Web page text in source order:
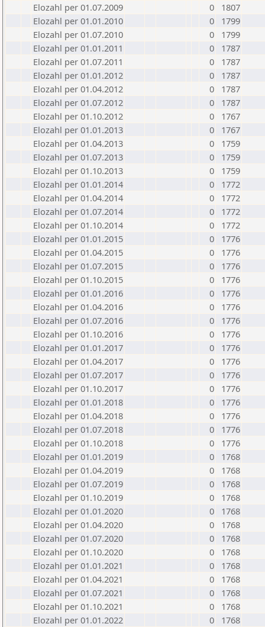
Elozahl per 01.07.2009
0
1807
Elozahl per 01.01.2010
0
1799
Elozahl per 01.07.2010
0
1799
Elozahl per 01.01.2011
0
1787
Elozahl per 01.07.2011
0
1787
Elozahl per 01.01.2012
0
1787
Elozahl per 01.04.2012
0
1787
Elozahl per 01.07.2012
0
1787
Elozahl per 01.10.2012
0
1767
Elozahl per 01.01.2013
0
1767
Elozahl per 01.04.2013
0
1759
Elozahl per 01.07.2013
0
1759
Elozahl per 01.10.2013
0
1759
Elozahl per 01.01.2014
0
1772
Elozahl per 01.04.2014
0
1772
Elozahl per 01.07.2014
0
1772
Elozahl per 01.10.2014
0
1772
Elozahl per 01.01.2015
0
1776
Elozahl per 01.04.2015
0
1776
Elozahl per 01.07.2015
0
1776
Elozahl per 01.10.2015
0
1776
Elozahl per 01.01.2016
0
1776
Elozahl per 01.04.2016
0
1776
Elozahl per 01.07.2016
0
1776
Elozahl per 01.10.2016
0
1776
Elozahl per 01.01.2017
0
1776
Elozahl per 01.04.2017
0
1776
Elozahl per 01.07.2017
0
1776
Elozahl per 01.10.2017
0
1776
Elozahl per 01.01.2018
0
1776
Elozahl per 01.04.2018
0
1776
Elozahl per 01.07.2018
0
1776
Elozahl per 01.10.2018
0
1776
Elozahl per 01.01.2019
0
1768
Elozahl per 01.04.2019
0
1768
Elozahl per 01.07.2019
0
1768
Elozahl per 01.10.2019
0
1768
Elozahl per 01.01.2020
0
1768
Elozahl per 01.04.2020
0
1768
Elozahl per 01.07.2020
0
1768
Elozahl per 01.10.2020
0
1768
Elozahl per 01.01.2021
0
1768
Elozahl per 01.04.2021
0
1768
Elozahl per 01.07.2021
0
1768
Elozahl per 01.10.2021
0
1768
Elozahl per 01.01.2022
0
1768